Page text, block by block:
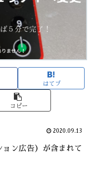
はてブ
コピー
2020.09.13
ン広告）が含まれて